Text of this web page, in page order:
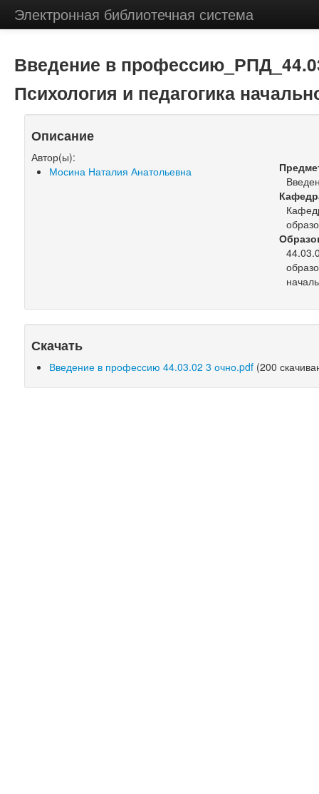
Электронная библиотечная система
Введение в
Психология и педагогика
Описание
Автор(ы):
Мосина Наталия Анатольевна
Скачать
Введение в профессию 44.03.02 3 очно.pdf (200